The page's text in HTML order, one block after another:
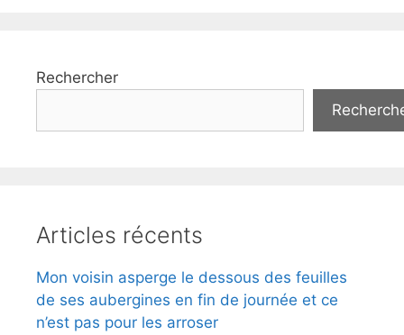
Rechercher
Articles récents
Mon voisin asperge le dessous des feuilles
de ses aubergines en fin de journée et ce
n’est pas pour les arroser